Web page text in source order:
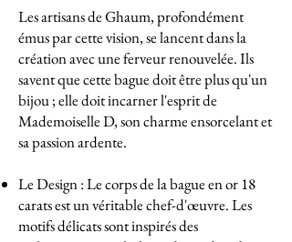
Les artisans de Ghaum, profondément
émus par cette vision, se lancent dans la
création avec une ferveur renouvelée. Ils
savent que cette bague doit être plus qu'un
bijou ; elle doit incarner l'esprit de
Mademoiselle D, son charme ensorcelant et
sa passion ardente.
Le Design : Le corps de la bague en or 18
carats est un véritable chef-d'œuvre. Les
motifs délicats sont inspirés des